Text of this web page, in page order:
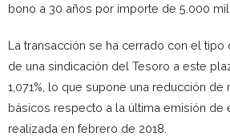
bono a 30 años por importe de 5.000
La transacción se ha cerrado con el tipo
de una sindicación del Tesoro a este
1,071%, lo que supone una reducción de
básicos respecto a la última emisión de
realizada en febrero de 2018.